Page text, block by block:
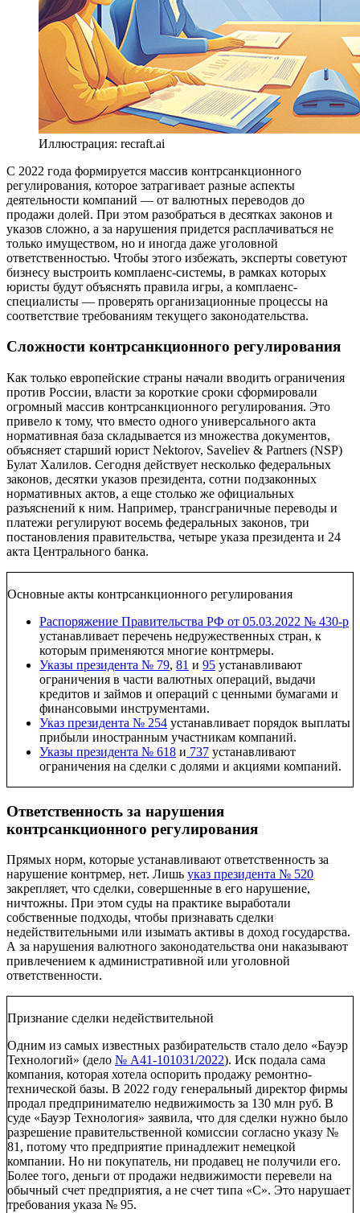
Иллюстрация: recraft.ai
С 2022 года формируется массив контрсанкционного
регулирования, которое затрагивает разные аспекты
деятельности компаний — от валютных переводов до
продажи долей. При этом разобраться в десятках законов и
указов сложно, а за нарушения придется расплачиваться не
только имуществом, но и иногда даже уголовной
ответственностью. Чтобы этого избежать, эксперты советуют
бизнесу выстроить комплаенс-системы, в рамках которых
юристы будут объяснять правила игры, а комплаенс-
специалисты — проверять организационные процессы на
соответствие требованиям текущего законодательства.
Сложности контрсанкционного регулирования
Как только европейские страны начали вводить ограничения
против России, власти за короткие сроки сформировали
огромный массив контрсанкционного регулирования. Это
привело к тому, что вместо одного универсального акта
нормативная база складывается из множества документов,
объясняет старший юрист Nektorov, Saveliev & Partners (NSP)
Булат Халилов. Сегодня действует несколько федеральных
законов, десятки указов президента, сотни подзаконных
нормативных актов, а еще столько же официальных
разъяснений к ним. Например, трансграничные переводы и
платежи регулируют восемь федеральных законов, три
постановления правительства, четыре указа президента и 24
акта Центрального банка.
Основные акты контрсанкционного регулирования
Распоряжение Правительства РФ от 05.03.2022 № 430-р
устанавливает перечень недружественных стран, к
которым применяются многие контрмеры.
Указы президента № 79, 81 и 95 устанавливают
ограничения в части валютных операций, выдачи
кредитов и займов и операций с ценными бумагами и
финансовыми инструментами.
Указ президента № 254 устанавливает порядок выплаты
прибыли иностранным участникам компаний.
Указы президента № 618 и 737 устанавливают
ограничения на сделки с долями и акциями компаний.
Ответственность за нарушения
контрсанкционного регулирования
Прямых норм, которые устанавливают ответственность за
нарушение контрмер, нет. Лишь указ президента № 520
закрепляет, что сделки, совершенные в его нарушение,
ничтожны. При этом суды на практике выработали
собственные подходы, чтобы признавать сделки
недействительными или изымать активы в доход государства.
А за нарушения валютного законодательства они наказывают
привлечением к административной или уголовной
ответственности.
Признание сделки недействительной
Одним из самых известных разбирательств стало дело «Бауэр
Технологий» (дело № А41-101031/2022). Иск подала сама
компания, которая хотела оспорить продажу ремонтно-
технической базы. В 2022 году генеральный директор фирмы
продал предпринимателю недвижимость за 130 млн руб. В
суде «Бауэр Технология» заявила, что для сделки нужно было
разрешение правительственной комиссии согласно указу №
81, потому что предприятие принадлежит немецкой
компании. Но ни покупатель, ни продавец не получили его.
Более того, деньги от продажи недвижимости перевели на
обычный счет предприятия, а не счет типа «С». Это нарушает
требования указа № 95.